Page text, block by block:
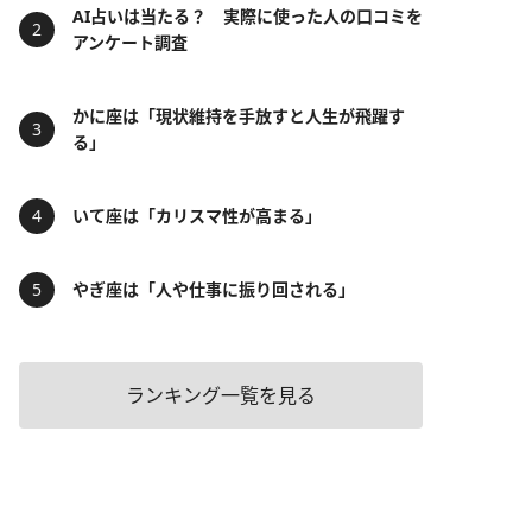
AI占いは当たる？ 実際に使った人の口コミを
アンケート調査
かに座は「現状維持を手放すと人生が飛躍す
る」
いて座は「カリスマ性が高まる」
やぎ座は「人や仕事に振り回される」
ランキング一覧を見る